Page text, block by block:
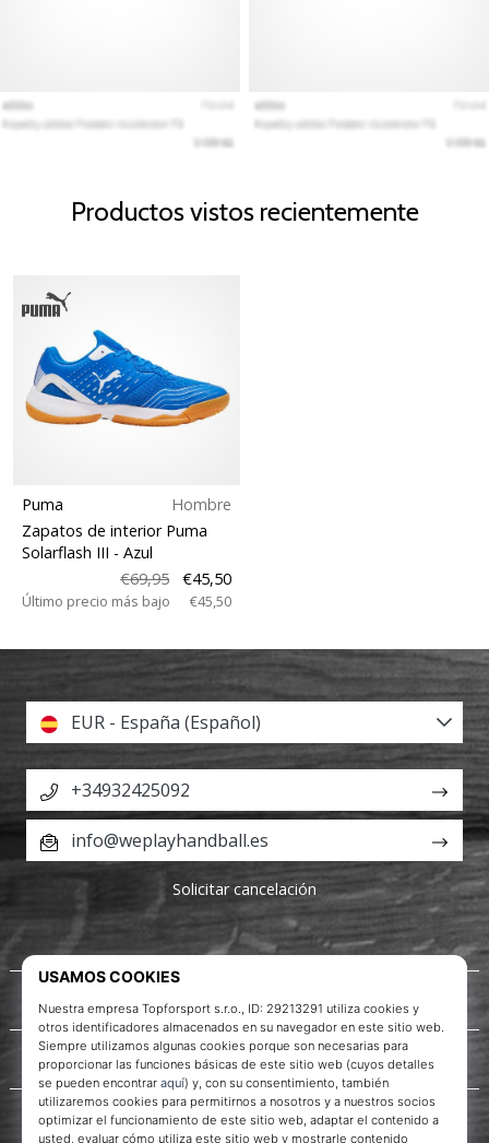
Productos vistos recientemente
Puma
Hombre
Zapatos de interior Puma
Solarflash III - Azul
€69,95
€45,50
Último precio más bajo €45,50
Acerca de nosotros
Servicio al cliente
EUR - España (Español)
+34932425092
info@weplayhandball.es
Solicitar cancelación